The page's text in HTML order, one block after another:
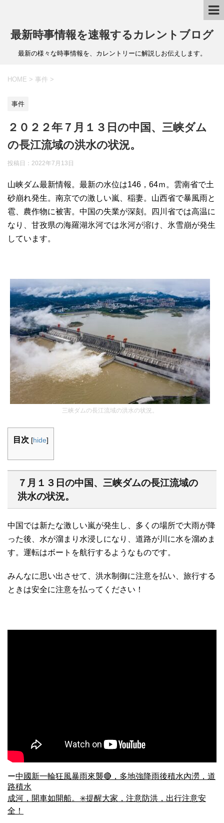
最新時事情報を速報するカレントブログ
最新の様々な時事情報を、カレントリーに解説しお伝えします。
HOME > 事件 >
事件
２０２２年７月１３日の中国、三峡ダム
の長江流域の洪水の状況。
投稿日： 2022年7月13日
山峡ダム最新情報。最新の水位は146，64ｍ。雲南省で土
砂崩れ発生。南京での激しい嵐、稲妻。山西省で暴風雨と
雹、農作物に被害。中国の失業が深刻。四川省では高温に
なり、甘孜県の海羅湖氷河では氷河が溶け、氷雪崩が発生
しています。
三峡ダムの長江流域の洪水の状況。
目次 [hide]
７月１３日の中国、三峡ダムの長江流域の
洪水の状況。
中国では新たな激しい嵐が発生し、多くの場所で大雨が降
った後、水が溜まり水浸しになり、道路が川に水を溜めま
す。運転はボートを航行するようなものです。
みんなに思い出させて、洪水制御に注意を払い、旅行する
ときは安全に注意を払ってください！
ー中國新一輪狂風暴雨來襲🔴，多地強降雨後積水內澇，道
路積水
成河，開車如開船。✳️提醒大家，注意防洪，出行注意安
全！